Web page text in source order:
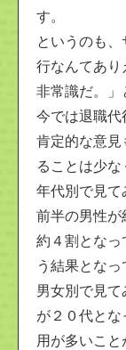
す。
というのも
行なんてあり
非常識だ。」
今では退職代
肯定的な意見
ることは少な
年代別で見て
前半の男性が
約４割となっ
う結果となっ
男女別で見て
が２０代とな
用が多いこと